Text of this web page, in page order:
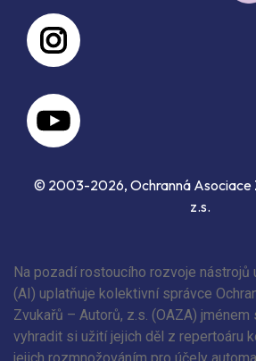
© 2003-2026, Ochranná Asociace
z.s.
Na pozadí rostoucího rozvoje nástrojů
(AI) uplatňuje kolektivní správce
Zvukařů – Autorů, z.s. (OAZA)
vyhradit si užití jejich děl z repertoáru